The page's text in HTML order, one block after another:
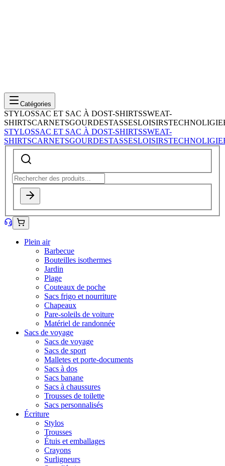
Catégories
STYLOSSAC ET SAC À DOST-SHIRTSSWEAT-
SHIRTSCARNETSGOURDESTASSESLOISIRSTECHNOLIGIE
STYLOSSAC ET SAC À DOST-SHIRTSSWEAT-
SHIRTSCARNETSGOURDESTASSESLOISIRSTECHNOLIGIE
Plein air
Barbecue
Bouteilles isothermes
Jardin
Plage
Couteaux de poche
Sacs frigo et nourriture
Chapeaux
Pare-soleils de voiture
Matériel de randonnée
Sacs de voyage
Sacs de voyage
Sacs de sport
Malletes et porte-documents
Sacs à dos
Sacs banane
Sacs à chaussures
Trousses de toilette
Sacs personnalisés
Écriture
Stylos
Trousses
Étuis et emballages
Crayons
Surligneurs